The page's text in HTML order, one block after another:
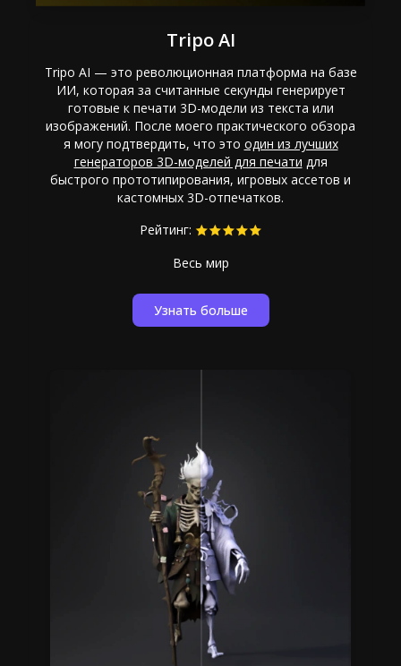
Tripo AI
Tripo AI — это революционная платформа на базе
ИИ, которая за считанные секунды генерирует
готовые к печати 3D-модели из текста или
изображений. После моего практического обзора
я могу подтвердить, что это один из лучших
генераторов 3D-моделей для печати для
быстрого прототипирования, игровых ассетов и
кастомных 3D-отпечатков.
Рейтинг:
Весь мир
Узнать больше